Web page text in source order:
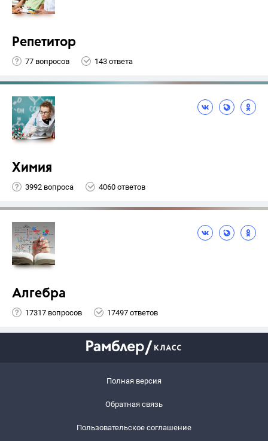
Репетитор
77 вопросов 143 ответа
Химия
3992 вопроса 4060 ответов
Алгебра
17317 вопросов 17497 ответов
Полная версия
Обратная связь
Пользовательское соглашение